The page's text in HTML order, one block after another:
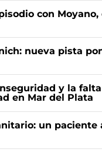
con
nueva pista
y la
en Mar del Plata
un paciente